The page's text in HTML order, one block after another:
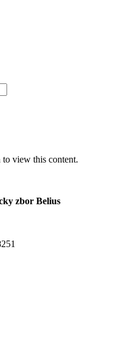
to view this content.
zbor Belius